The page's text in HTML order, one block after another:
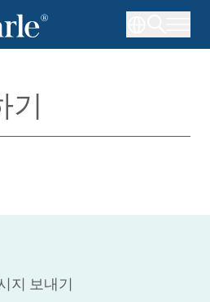
기
지 보내기